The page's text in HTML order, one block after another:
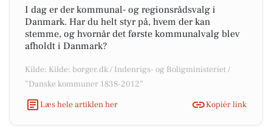
I dag er der kommunal- og regionsrådsvalg i
Danmark. Har du helt styr på, hvem der kan
stemme, og hvornår det første kommunalvalg blev
afholdt i Danmark?
Kilde: Kilde: borger.dk / Indenrigs- og Boligministeriet /
”Danske kommuner 1838-2012”
Læs hele artiklen her
Kopiér link